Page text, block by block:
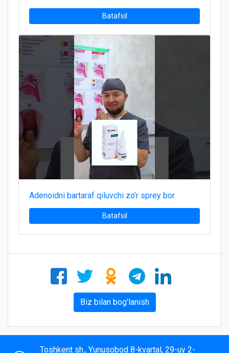
Batafsil
Adenoidni bartaraf qiluvchi zo’r sprey bor.
Batafsil
Biz bilan bog'lanish
Toshkent sh., Yunusobod 8-kvartal, 29-uy 2-